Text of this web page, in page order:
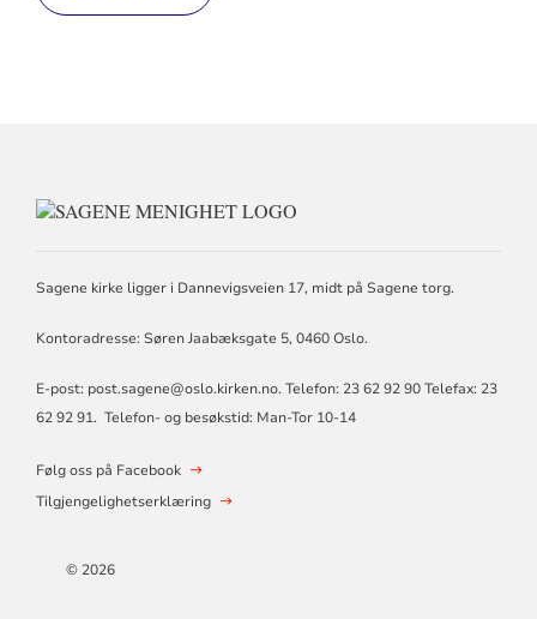
KONTAKTINFORMASJON
Sagene kirke ligger i Dannevigsveien 17, midt på Sagene torg.
Kontoradresse: Søren Jaabæksgate 5, 0460 Oslo.
E-post: post.sagene@oslo.kirken.no. Telefon: 23 62 92 90 Telefax: 23
62 92 91. Telefon- og besøkstid: Man-Tor 10-14
Følg oss på Facebook
Tilgjengelighetserklæring
© 2026